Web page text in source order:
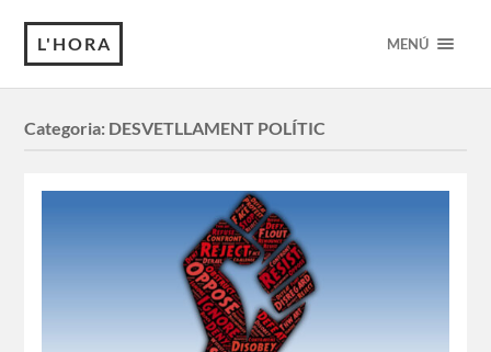
L'HORA MENÚ
Categoria: DESVETLLAMENT POLÍTIC